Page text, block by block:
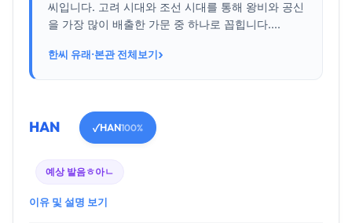
씨입니다. 고려 시대와 조선 시대를 통해 왕비와 공신
을 가장 많이 배출한 가문 중 하나로 꼽힙니다....
한씨 유래·본관 전체보기›
HAN ✓HAN100%
예상 발음ㅎ아ㄴ
이유 및 설명 보기